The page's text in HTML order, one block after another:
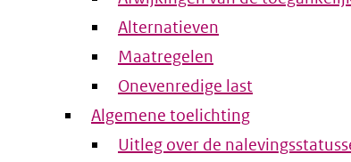
Alternatieven
Maatregelen
Onevenredige last
Algemene toelichting
Uitleg over de